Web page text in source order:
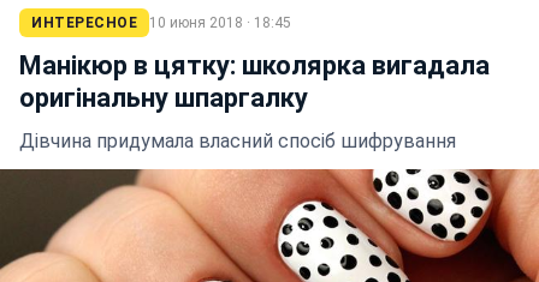
ИНТЕРЕСНОЕ 10 июня 2018 · 18:45
Манікюр в цятку: школярка вигадала
оригінальну шпаргалку
Дівчина придумала власний спосіб шифрування